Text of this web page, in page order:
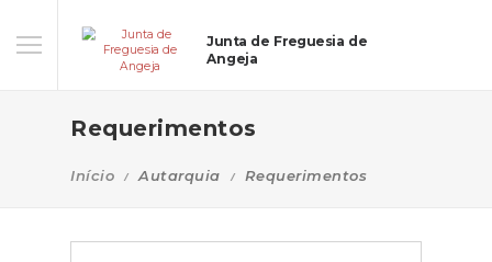
Junta de Freguesia de
Angeja
Requerimentos
Início Autarquia Requerimentos